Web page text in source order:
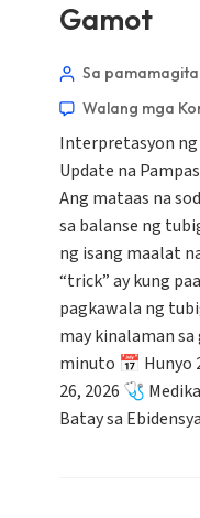
Gamot
Sa
Walang mga
Interpretasyon ng
Update na
Ang mataas na
sa balanse ng
ng isang maalat
“trick” ay kung
pagkawala ng
may kinalaman
minuto 📅 Hunyo
26, 2026 🩺
Batay sa